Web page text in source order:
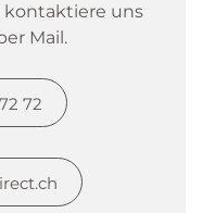
kontaktiere uns
Mail.
72